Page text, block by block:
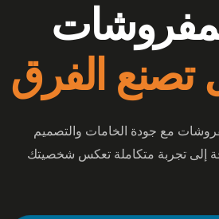
تصنع الفرق
مع جودة الخامات والتصميم
إلى تجربة متكاملة تعكس شخصيتك